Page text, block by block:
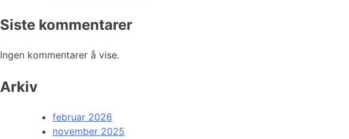
Siste kommentarer
Ingen kommentarer å vise.
Arkiv
februar 2026
november 2025